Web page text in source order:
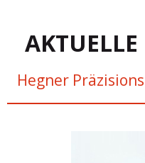
Hegner